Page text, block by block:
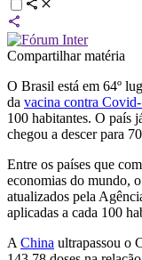
Compartilhar matéria
O Brasil está em 64º
da vacina contra
100 habitantes. O país
chegou a descer para
Entre os países que
economias do mundo,
atualizados pela
aplicadas a cada 100
A China ultrapassou o